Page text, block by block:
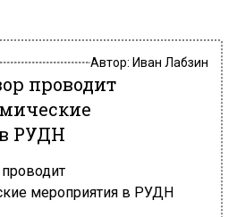
Автор: Иван Лабзин
проводит
РУДН